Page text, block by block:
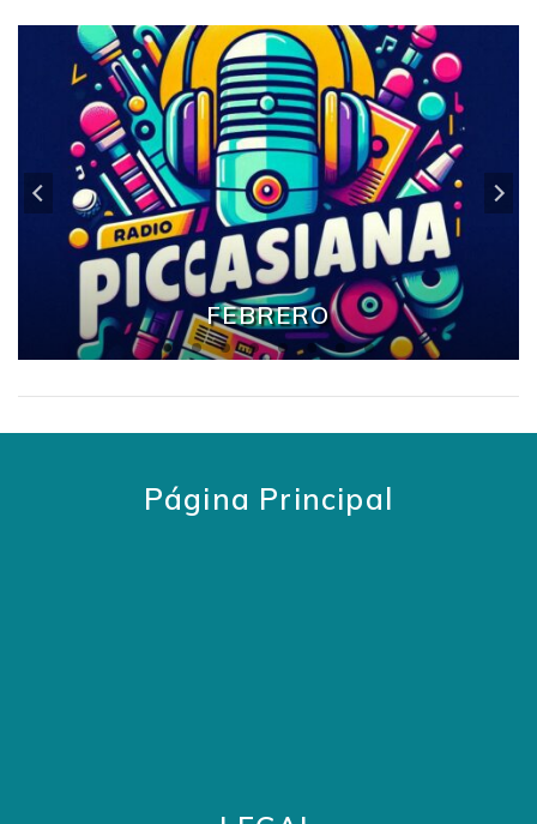
FEBRERO
Página Principal